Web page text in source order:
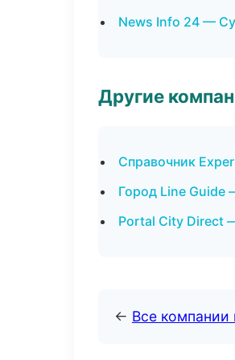
News Info 24 —
Другие
Справочник
Город Line Guide
Portal City Direct
← Все компании